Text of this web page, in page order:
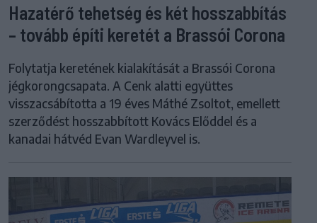
Hazatérő tehetség és két hosszabbítás
– tovább építi keretét a Brassói Corona
Folytatja keretének kialakítását a Brassói Corona
jégkorongcsapata. A Cenk alatti együttes
visszacsábította a 19 éves Máthé Zsoltot, emellett
szerződést hosszabbított Kovács Előddel és a
kanadai hátvéd Evan Wardleyvel is.